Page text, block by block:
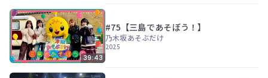
39:43
#75【三島であそぼう！】
乃木坂あそぶだけ
2025